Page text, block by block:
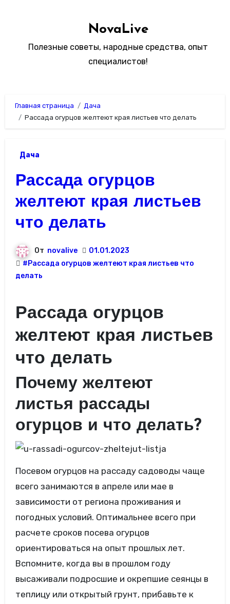
NovaLive
Полезные советы, народные средства, опыт
специалистов!
Главная страница
Дача
Рассада огурцов желтеют края листьев что делать
Дача
Рассада огурцов
желтеют края листьев
что делать
От novalive
01.01.2023
#Рассада огурцов желтеют края листьев что
делать
Рассада огурцов
желтеют края листьев
что делать
Почему желтеют
листья рассады
огурцов и что делать?
Посевом огурцов на рассаду садоводы чаще
всего занимаются в апреле или мае в
зависимости от региона проживания и
погодных условий. Оптимальнее всего при
расчете сроков посева огурцов
ориентироваться на опыт прошлых лет.
Вспомните, когда вы в прошлом году
высаживали подросшие и окрепшие сеянцы в
теплицу или открытый грунт, прибавьте к